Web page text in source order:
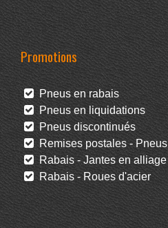
Promotions
Pneus en rabais
Pneus en liquidations
Pneus discontinués
Remises postales - Pneus
Rabais - Jantes en alliage
Rabais - Roues d'acier